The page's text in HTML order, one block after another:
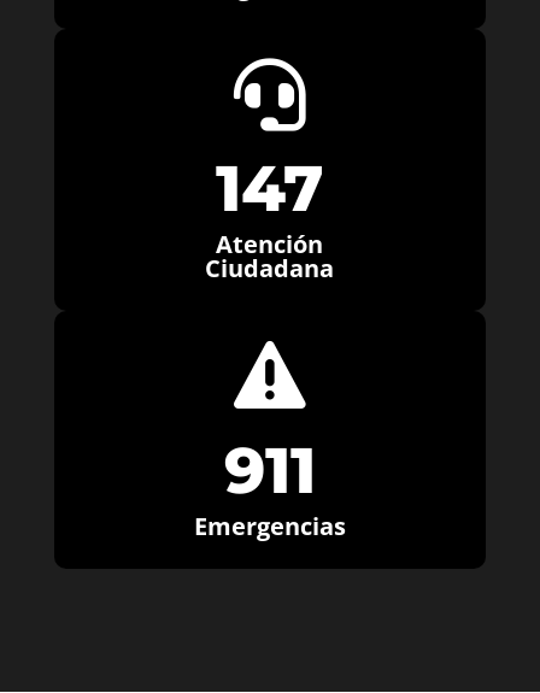

147
Atención
Ciudadana

911
Emergencias